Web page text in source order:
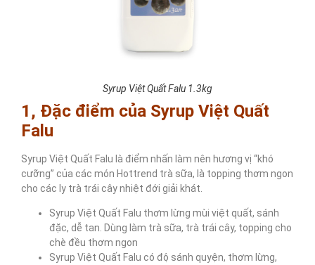
Syrup Việt Quất Falu 1.3kg
1, Đặc điểm của Syrup Việt Quất
Falu
Syrup Việt Quất Falu là điểm nhấn làm nên hương vị “khó
cưỡng” của các món Hottrend trà sữa, là topping thơm ngon
cho các ly trà trái cây nhiệt đới giải khát.
Syrup Việt Quất Falu thơm lừng mùi việt quất, sánh
đặc, dễ tan. Dùng làm trà sữa, trà trái cây, topping cho
chè đều thơm ngon
Syrup Việt Quất Falu có độ sánh quyện, thơm lừng,